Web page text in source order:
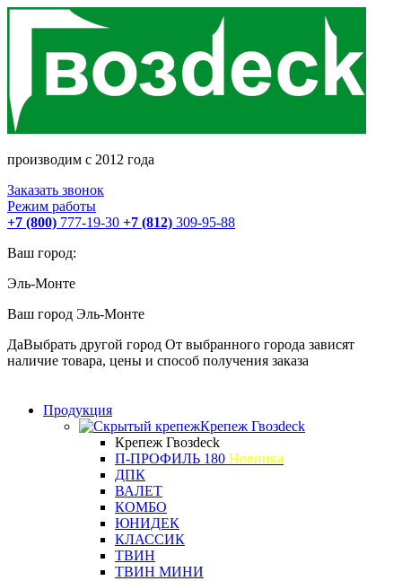
производим с 2012 года
Заказать звонок
Режим работы
+7 (800) 777-19-30 +7 (812) 309-95-88
Ваш город:
Эль-Монте
Ваш город Эль-Монте
ДаВыбрать другой город От выбранного города зависят
наличие товара, цены и способ получения заказа
Продукция
Крепеж Гвозdeck
Крепеж Гвозdeck
П-ПРОФИЛЬ 180 Новинка
ДПК
ВАЛЕТ
КОМБО
ЮНИДЕК
КЛАССИК
ТВИН
ТВИН МИНИ